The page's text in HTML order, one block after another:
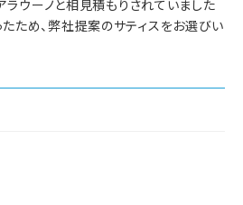
ウーノと相見積もりされていました
ため、弊社提案のサティスをお選びい